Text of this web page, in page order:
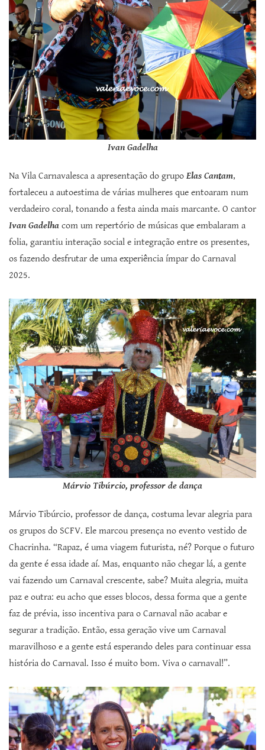
Ivan Gadelha
Na Vila Carnavalesca a apresentação do grupo Elas Cantam,
fortaleceu a autoestima de várias mulheres que entoaram num
verdadeiro coral, tonando a festa ainda mais marcante. O cantor
Ivan Gadelha com um repertório de músicas que embalaram a
folia, garantiu interação social e integração entre os presentes,
os fazendo desfrutar de uma experiência ímpar do Carnaval
2025.
Márvio Tibúrcio, professor de dança
Márvio Tibúrcio, professor de dança, costuma levar alegria para
os grupos do SCFV. Ele marcou presença no evento vestido de
Chacrinha. “Rapaz, é uma viagem futurista, né? Porque o futuro
da gente é essa idade aí. Mas, enquanto não chegar lá, a gente
vai fazendo um Carnaval crescente, sabe? Muita alegria, muita
paz e outra: eu acho que esses blocos, dessa forma que a gente
faz de prévia, isso incentiva para o Carnaval não acabar e
segurar a tradição. Então, essa geração vive um Carnaval
maravilhoso e a gente está esperando deles para continuar essa
história do Carnaval. Isso é muito bom. Viva o carnaval!”.